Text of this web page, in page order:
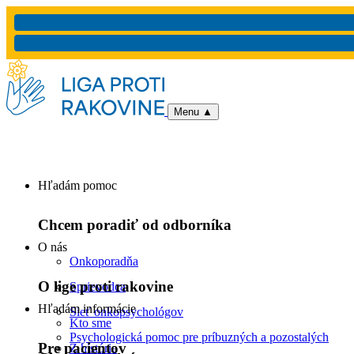
Menu ▲
Hľadám pomoc
Chcem poradiť od odborníka
Onkoporadňa
Sprievodca
Sieť onkopsychológov
Psychologická pomoc pre príbuzných a pozostalých
O nás
O lige proti rakovine
Kto sme
Z histórie
Hľadám informácie
Pre pacientov